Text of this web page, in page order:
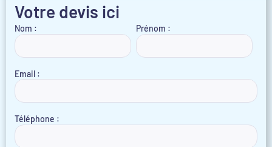
Votre devis ici
Nom : Prénom :
Email :
Téléphone :